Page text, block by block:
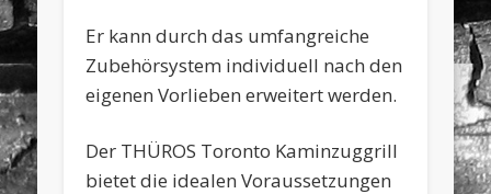
Er kann durch das umfangreiche
Zubehörsystem individuell nach den
eigenen Vorlieben erweitert werden.
Der THÜROS Toronto Kaminzuggrill
bietet die idealen Voraussetzungen